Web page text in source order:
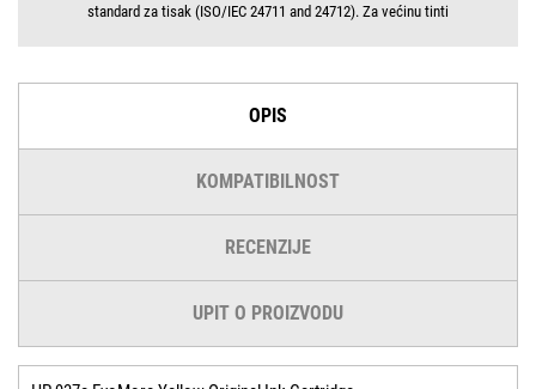
standard za tisak (ISO/IEC 24711 and 24712). Za većinu tinti
OPIS
KOMPATIBILNOST
RECENZIJE
UPIT O PROIZVODU